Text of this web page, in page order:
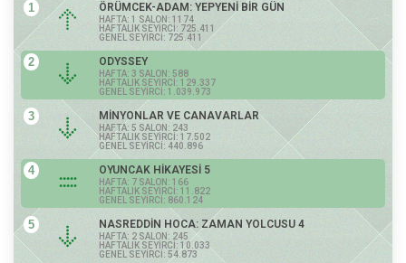
1 ÖRÜMCEK-ADAM: YEPYENİ BİR GÜN
HAFTA: 1 SALON: 1174
HAFTALIK SEYİRCİ: 725.411
GENEL SEYİRCİ: 725.411
2 ODYSSEY
HAFTA: 3 SALON: 588
HAFTALIK SEYİRCİ: 129.337
GENEL SEYİRCİ: 1.039.973
3 MİNYONLAR VE CANAVARLAR
HAFTA: 5 SALON: 243
HAFTALIK SEYİRCİ: 17.502
GENEL SEYİRCİ: 440.896
4 OYUNCAK HİKAYESİ 5
HAFTA: 7 SALON: 166
HAFTALIK SEYİRCİ: 11.822
GENEL SEYİRCİ: 860.124
5 NASREDDİN HOCA: ZAMAN YOLCUSU 4
HAFTA: 2 SALON: 245
HAFTALIK SEYİRCİ: 10.033
GENEL SEYİRCİ: 54.873